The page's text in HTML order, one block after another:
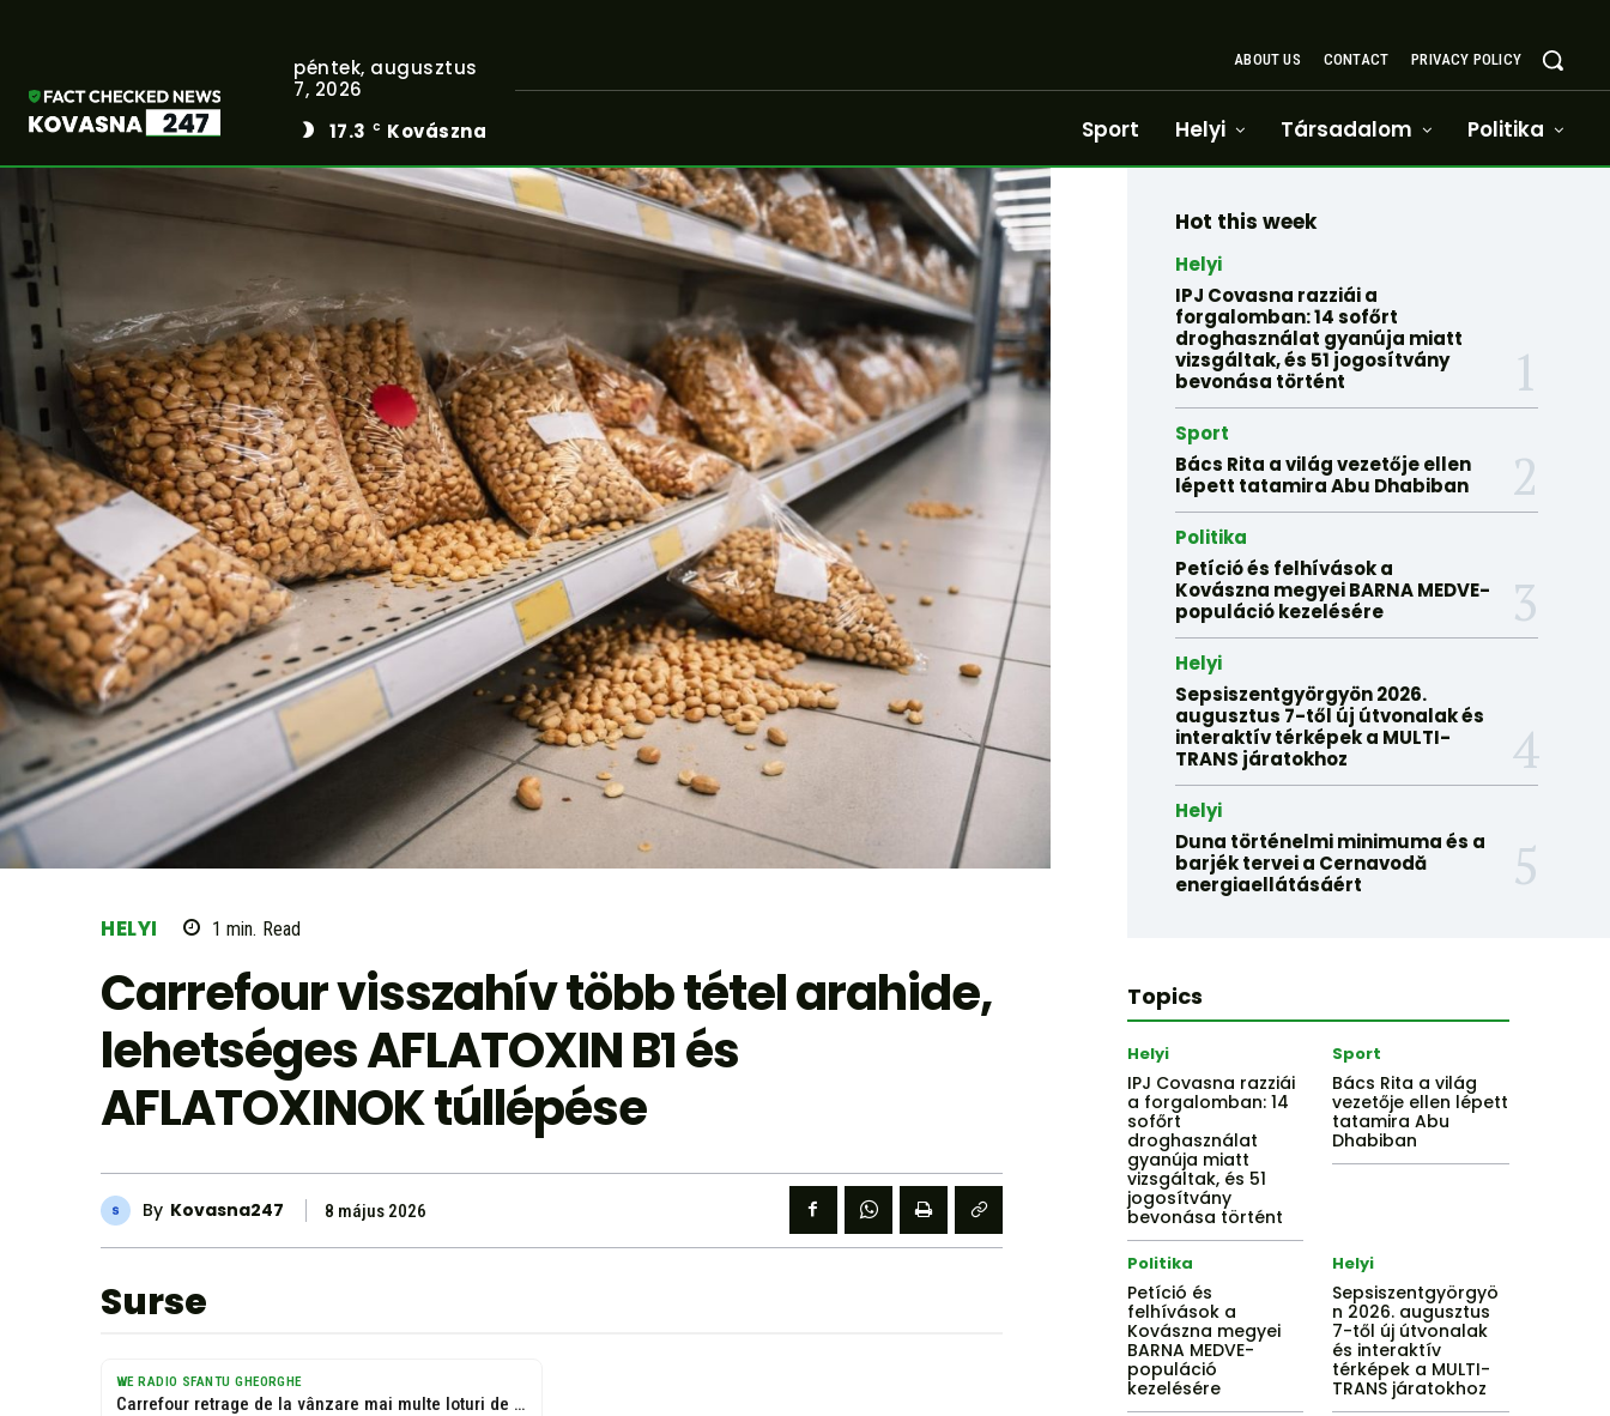
péntek, augusztus
7, 2026
17.3
C Kovászna
ABOUT US CONTACT PRIVACY POLICY
Sport Helyi Társadalom Politika
HELYI 1 min. Read
Carrefour visszahív több tétel arahide,
lehetséges AFLATOXIN B1 és
AFLATOXINOK túllépése
By Kovasna247 8 május 2026
Surse
WE RADIO SFANTU GHEORGHE
Carrefour retrage de la vânzare mai multe loturi de arahide posibil contaminate...
Hot this week
Helyi
IPJ Covasna razziái a
forgalomban: 14 sofőrt
droghasználat gyanúja miatt
vizsgáltak, és 51 jogosítvány
bevonása történt
Sport
Bács Rita a világ vezetője ellen
lépett tatamira Abu Dhabiban
Politika
Petíció és felhívások a
Kovászna megyei BARNA MEDVE-
populáció kezelésére
Helyi
Sepsiszentgyörgyön 2026.
augusztus 7-től új útvonalak és
interaktív térképek a MULTI-
TRANS járatokhoz
Helyi
Duna történelmi minimuma és a
barjék tervei a Cernavodă
energiaellátásáért
Topics
Helyi
IPJ Covasna razziái
a forgalomban: 14
sofőrt
droghasználat
gyanúja miatt
vizsgáltak, és 51
jogosítvány
bevonása történt
Sport
Bács Rita a világ
vezetője ellen lépett
tatamira Abu
Dhabiban
Politika
Petíció és
felhívások a
Kovászna megyei
BARNA MEDVE-
populáció
kezelésére
Helyi
Sepsiszentgyörgyö
n 2026. augusztus
7-től új útvonalak
és interaktív
térképek a MULTI-
TRANS járatokhoz